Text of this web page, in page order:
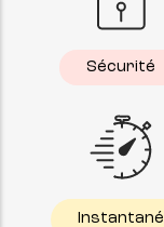
Sécurité
Instantané